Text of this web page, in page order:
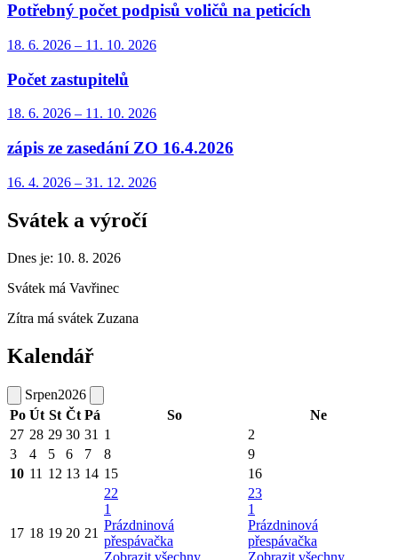
Potřebný počet podpisů voličů na peticích
18. 6. 2026 – 11. 10. 2026
Počet zastupitelů
18. 6. 2026 – 11. 10. 2026
zápis ze zasedání ZO 16.4.2026
16. 4. 2026 – 31. 12. 2026
Svátek a výročí
Dnes je: 10. 8. 2026
Svátek má Vavřinec
Zítra má svátek Zuzana
Kalendář
Srpen2026
Po Út St Čt Pá So
Ne
27 28 29 30 31 1
2
3
4 5 6 7 8
9
10 11 12 13 14 15 16
17 18 19 20 21
22
1
Prázdninová
přespávačka
Zobrazit všechny
23
1
Prázdninová
přespávačka
Zobrazit všechny